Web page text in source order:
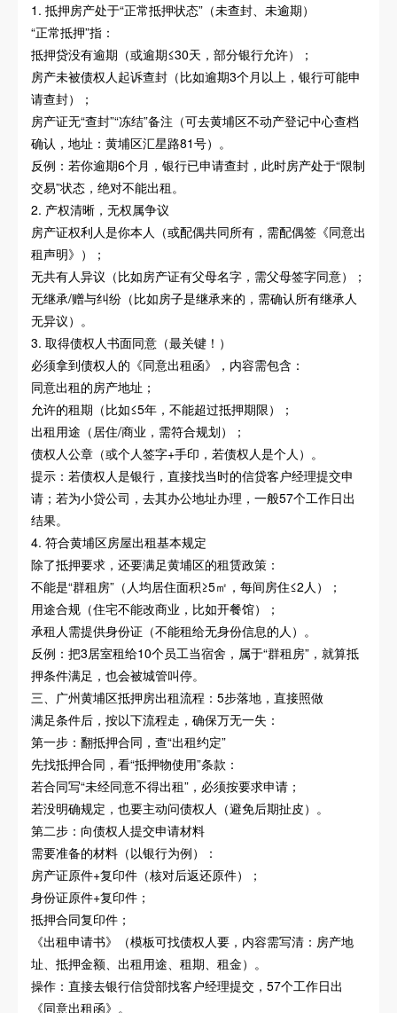
1. 抵押房产处于“正常抵押状态”（未查封、未逾期）
“正常抵押”指：
抵押贷没有逾期（或逾期≤30天，部分银行允许）；
房产未被债权人起诉查封（比如逾期3个月以上，银行可能申
请查封）；
房产证无“查封”“冻结”备注（可去黄埔区不动产登记中心查档
确认，地址：黄埔区汇星路81号）。
反例：若你逾期6个月，银行已申请查封，此时房产处于“限制
交易”状态，绝对不能出租。
2. 产权清晰，无权属争议
房产证权利人是你本人（或配偶共同所有，需配偶签《同意出
租声明》）；
无共有人异议（比如房产证有父母名字，需父母签字同意）；
无继承/赠与纠纷（比如房子是继承来的，需确认所有继承人
无异议）。
3. 取得债权人书面同意（最关键！）
必须拿到债权人的《同意出租函》，内容需包含：
同意出租的房产地址；
允许的租期（比如≤5年，不能超过抵押期限）；
出租用途（居住/商业，需符合规划）；
债权人公章（或个人签字+手印，若债权人是个人）。
提示：若债权人是银行，直接找当时的信贷客户经理提交申
请；若为小贷公司，去其办公地址办理，一般57个工作日出
结果。
4. 符合黄埔区房屋出租基本规定
除了抵押要求，还要满足黄埔区的租赁政策：
不能是“群租房”（人均居住面积≥5㎡，每间房住≤2人）；
用途合规（住宅不能改商业，比如开餐馆）；
承租人需提供身份证（不能租给无身份信息的人）。
反例：把3居室租给10个员工当宿舍，属于“群租房”，就算抵
押条件满足，也会被城管叫停。
三、广州黄埔区抵押房出租流程：5步落地，直接照做
满足条件后，按以下流程走，确保万无一失：
第一步：翻抵押合同，查“出租约定”
先找抵押合同，看“抵押物使用”条款：
若合同写“未经同意不得出租”，必须按要求申请；
若没明确规定，也要主动问债权人（避免后期扯皮）。
第二步：向债权人提交申请材料
需要准备的材料（以银行为例）：
房产证原件+复印件（核对后返还原件）；
身份证原件+复印件；
抵押合同复印件；
《出租申请书》（模板可找债权人要，内容需写清：房产地
址、抵押金额、出租用途、租期、租金）。
操作：直接去银行信贷部找客户经理提交，57个工作日出
《同意出租函》。